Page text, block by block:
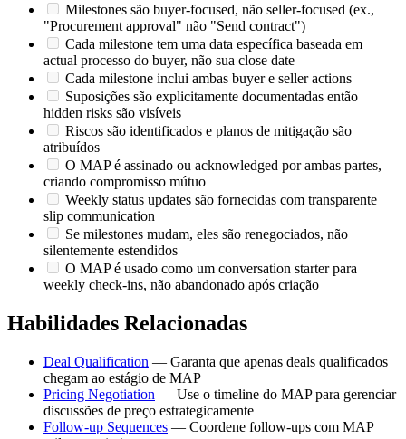
Milestones são buyer-focused, não seller-focused (ex.,
"Procurement approval" não "Send contract")
Cada milestone tem uma data específica baseada em
actual processo do buyer, não sua close date
Cada milestone inclui ambas buyer e seller actions
Suposições são explicitamente documentadas então
hidden risks são visíveis
Riscos são identificados e planos de mitigação são
atribuídos
O MAP é assinado ou acknowledged por ambas partes,
criando compromisso mútuo
Weekly status updates são fornecidas com transparente
slip communication
Se milestones mudam, eles são renegociados, não
silentemente estendidos
O MAP é usado como um conversation starter para
weekly check-ins, não abandonado após criação
Habilidades Relacionadas
Deal Qualification — Garanta que apenas deals qualificados
chegam ao estágio de MAP
Pricing Negotiation — Use o timeline do MAP para gerenciar
discussões de preço estrategicamente
Follow-up Sequences — Coordene follow-ups com MAP